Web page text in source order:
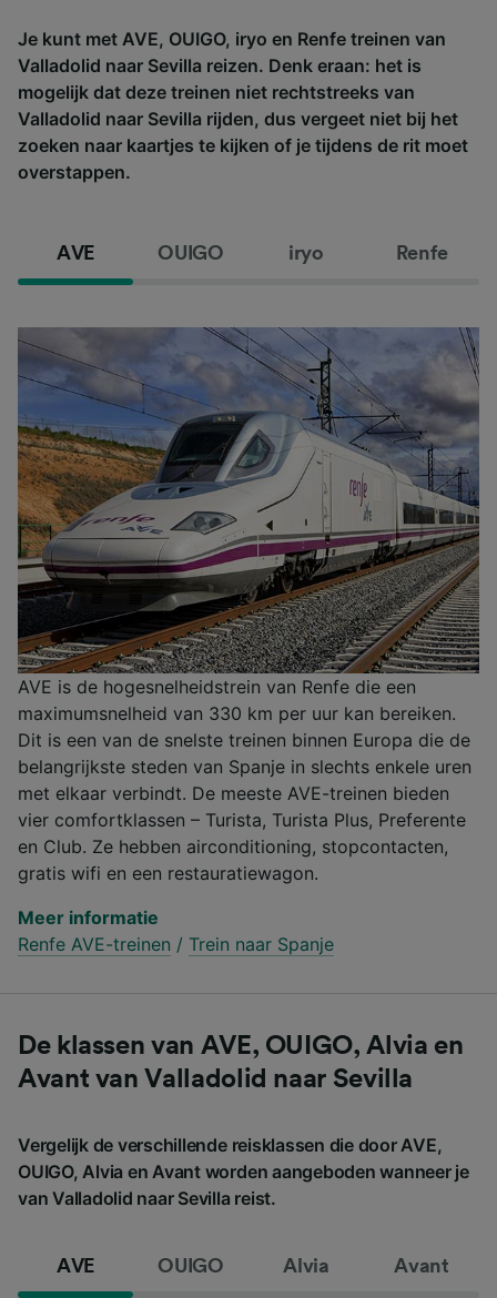
Je kunt met AVE, OUIGO, iryo en Renfe treinen van
Valladolid naar Sevilla reizen. Denk eraan: het is
mogelijk dat deze treinen niet rechtstreeks van
Valladolid naar Sevilla rijden, dus vergeet niet bij het
zoeken naar kaartjes te kijken of je tijdens de rit moet
overstappen.
AVE OUIGO iryo Renfe
AVE is de hogesnelheidstrein van Renfe die een
maximumsnelheid van 330 km per uur kan bereiken.
Dit is een van de snelste treinen binnen Europa die de
belangrijkste steden van Spanje in slechts enkele uren
met elkaar verbindt. De meeste AVE-treinen bieden
vier comfortklassen – Turista, Turista Plus, Preferente
en Club. Ze hebben airconditioning, stopcontacten,
gratis wifi en een restauratiewagon.
Meer informatie
Renfe AVE-treinen / Trein naar Spanje
De klassen van AVE, OUIGO, Alvia en
Avant van Valladolid naar Sevilla
Vergelijk de verschillende reisklassen die door AVE,
OUIGO, Alvia en Avant worden aangeboden wanneer je
van Valladolid naar Sevilla reist.
AVE OUIGO Alvia Avant